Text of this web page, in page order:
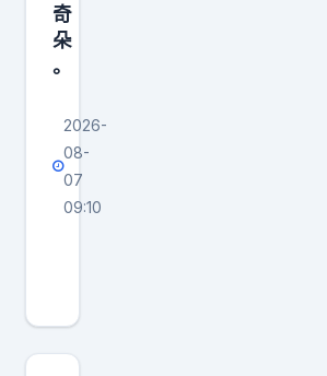
了
精
神
放
松
和
奇
朵
。
2026-
08-
07
09:10
早
上